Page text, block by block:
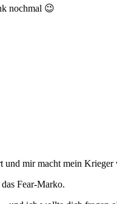
nochmal 😉
und mir macht mein Krieger
Fear-Marko.